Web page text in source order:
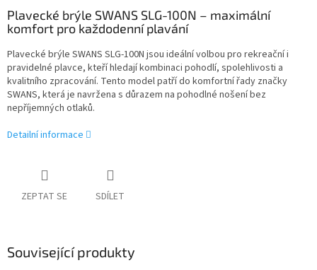
Plavecké brýle SWANS SLG-100N – maximální
komfort pro každodenní plavání
Plavecké brýle SWANS SLG-100N jsou ideální volbou pro rekreační i
pravidelné plavce, kteří hledají kombinaci pohodlí, spolehlivosti a
kvalitního zpracování. Tento model patří do komfortní řady značky
SWANS, která je navržena s důrazem na pohodlné nošení bez
nepříjemných otlaků.
Detailní informace
ZEPTAT SE SDÍLET
Související produkty